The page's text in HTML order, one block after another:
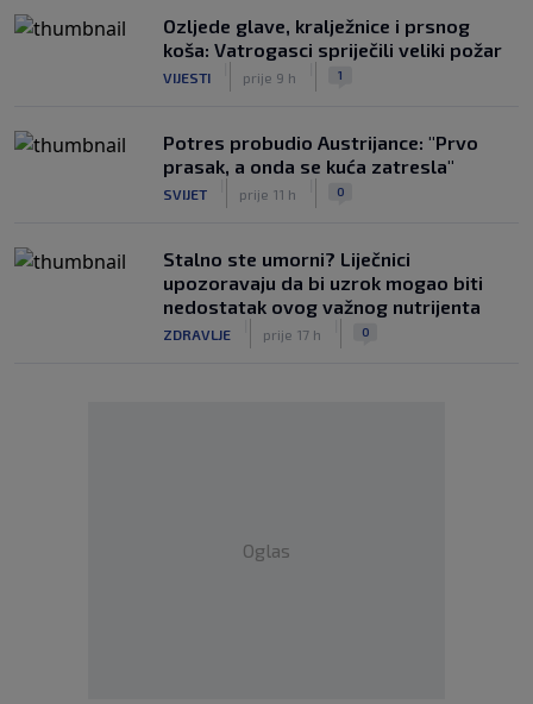
Ozljede glave, kralježnice i prsnog
koša: Vatrogasci spriječili veliki požar
VIJESTI prije 9 h 1
Potres probudio Austrijance: "Prvo
prasak, a onda se kuća zatresla"
SVIJET prije 11 h 0
Stalno ste umorni? Liječnici
upozoravaju da bi uzrok mogao biti
nedostatak ovog važnog nutrijenta
ZDRAVLJE prije 17 h 0
Oglas